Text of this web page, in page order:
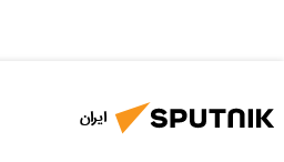
ایران